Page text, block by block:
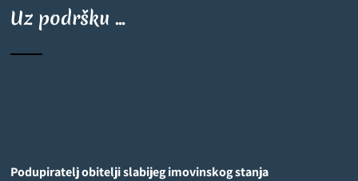
Uz podršku ...
Podupiratelj obitelji slabijeg imovinskog stanja